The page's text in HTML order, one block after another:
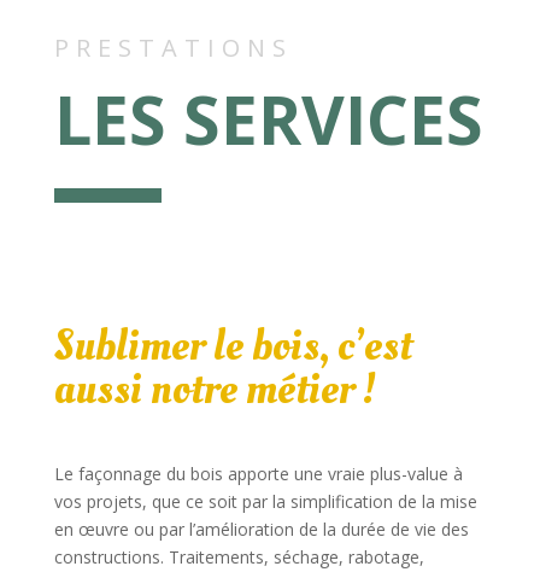
PRESTATIONS
LES SERVICES
Sublimer le bois, c’est
aussi notre métier !
Le façonnage du bois apporte une vraie plus-value à
vos projets, que ce soit par la simplification de la mise
en œuvre ou par l’amélioration de la durée de vie des
constructions. Traitements, séchage, rabotage,